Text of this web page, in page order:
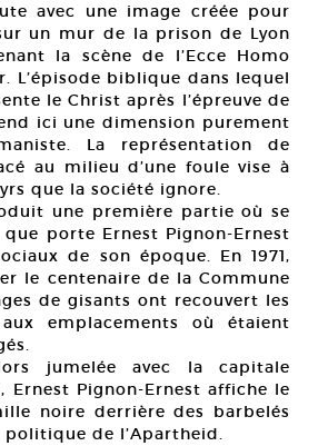
avec une image créée pour
un mur de la prison de Lyon
la scène de l’Ecce Homo
L’épisode biblique dans lequel
le Christ après l’épreuve de
ici une dimension purement
La représentation de
au milieu d’une foule vise à
que la société ignore.
une première partie où se
que porte Ernest Pignon-Ernest
de son époque. En 1971,
le centenaire de la Commune
de gisants ont recouvert les
emplacements où étaient
jumelée avec la capitale
Ernest Pignon-Ernest affiche le
noire derrière des barbelés
de l’Apartheid.